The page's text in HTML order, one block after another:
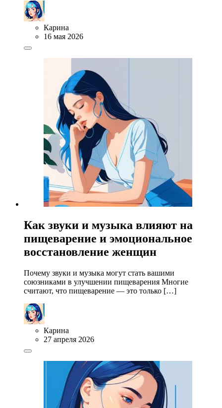
Карина
16 мая 2026
Как звуки и музыка влияют на
пищеварение и эмоциональное
восстановление женщин
Почему звуки и музыка могут стать вашими
союзниками в улучшении пищеварения Многие
считают, что пищеварение — это только […]
Карина
27 апреля 2026